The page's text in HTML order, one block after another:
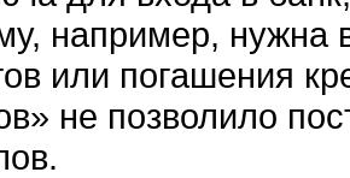
например, нужна
или погашения
не позволило